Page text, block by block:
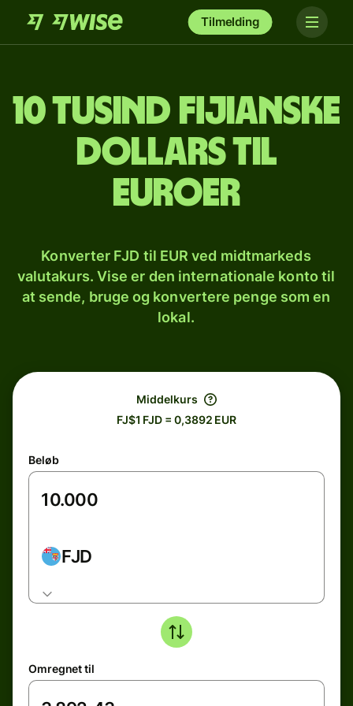
Tilmelding
10 tusind fijianske
dollars til
euroer
Konverter FJD til EUR ved midtmarkeds
valutakurs. Vise er den internationale konto til
at sende, bruge og konvertere penge som en
lokal.
Middelkurs
FJ$1 FJD = 0,3892 EUR
Beløb
FJD
Omregnet til